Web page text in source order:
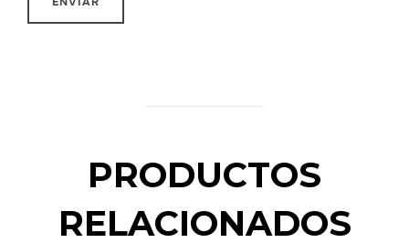
PRODUCTOS
RELACIONADOS